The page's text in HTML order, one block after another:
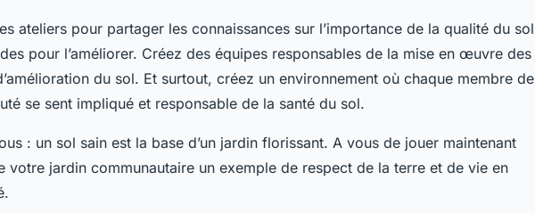
ateliers pour partager les connaissances sur l’importance de la qualité du sol
pour l’améliorer. Créez des équipes responsables de la mise en œuvre des
du sol. Et surtout, créez un environnement où chaque membre de
se sent impliqué et responsable de la santé du sol.
: un sol sain est la base d’un jardin florissant. A vous de jouer maintenant
votre jardin communautaire un exemple de respect de la terre et de vie en